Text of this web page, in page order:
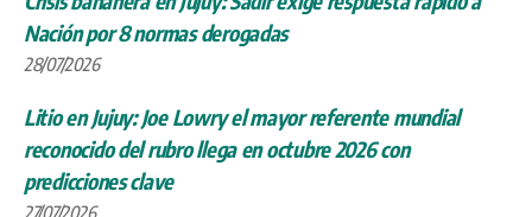
Nación por 8 normas derogadas
28/07/2026
Litio en Jujuy: Joe Lowry el mayor referente mundial
reconocido del rubro llega en octubre 2026 con
predicciones clave
27/07/2026